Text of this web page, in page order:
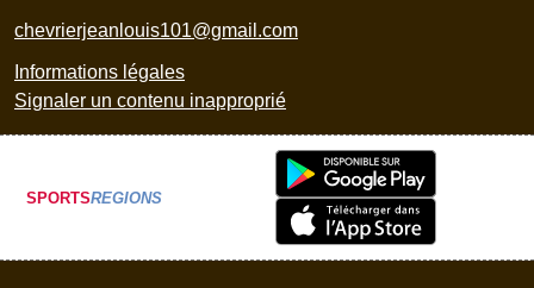
chevrierjeanlouis101@gmail.com
Informations légales
Signaler un contenu inapproprié
SPORTSREGIONS